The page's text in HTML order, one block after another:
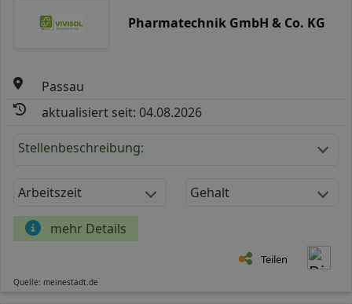
Pharmatechnik GmbH & Co. KG
Passau
aktualisiert seit: 04.08.2026
Stellenbeschreibung:
Arbeitszeit Gehalt
mehr Details
Teilen
Quelle: meinestadt.de